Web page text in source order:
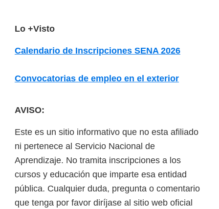
Lo +Visto
Calendario de Inscripciones SENA 2026
Convocatorias de empleo en el exterior
AVISO:
Este es un sitio informativo que no esta afiliado
ni pertenece al Servicio Nacional de
Aprendizaje. No tramita inscripciones a los
cursos y educación que imparte esa entidad
pública. Cualquier duda, pregunta o comentario
que tenga por favor diríjase al sitio web oficial